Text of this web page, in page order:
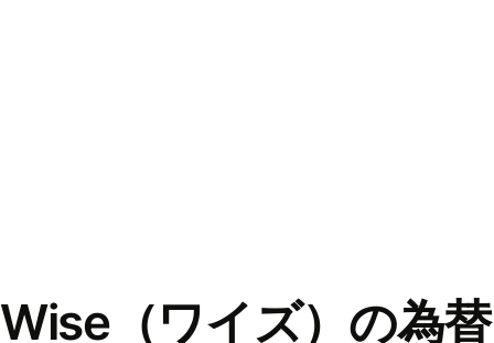
Wise（ワイズ）の為